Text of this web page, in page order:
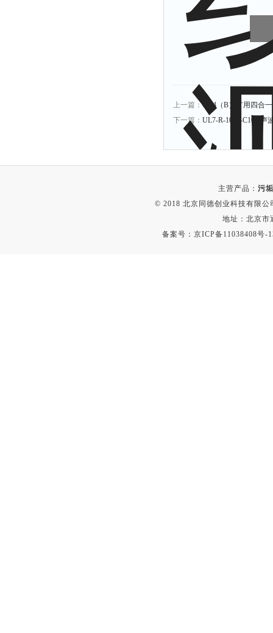
上一篇：CD4（B）矿用四合
下一篇： UL7-R-1000-C10m声
主营产品： 污
© 2018 北京同德创业科技有限
地址：北京市
备案号： 京ICP备11038408号-